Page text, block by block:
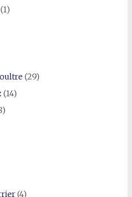
(1)
(29)
(14)
(4)